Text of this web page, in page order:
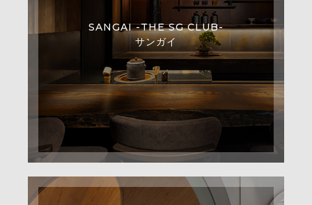
SANGAI -THE SG CLUB-
サンガイ